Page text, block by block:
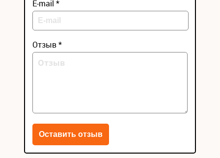
E-mail *
Отзыв *